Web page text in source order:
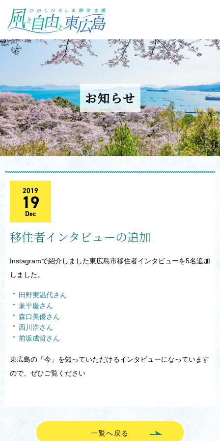
ひがしひろしま移住支援 風と自
由と東広島
お知らせ
2019
19
Dec
移住者インタビューの追加
Instagramで紹介しました東広島市移住者インタビューを5名追加
しました。
田野実温代さん
兼平慶さん
森口美優さん
西川浩さん
前坂成哲さん
東広島の「今」を知っていただけるインタビューになっています
ので、ぜひご覧ください
一覧へ戻る